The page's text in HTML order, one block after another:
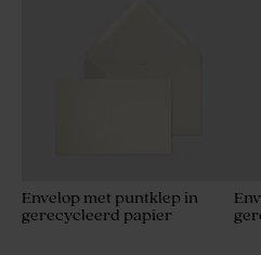
Envelop met puntklep in
gerecycleerd papier